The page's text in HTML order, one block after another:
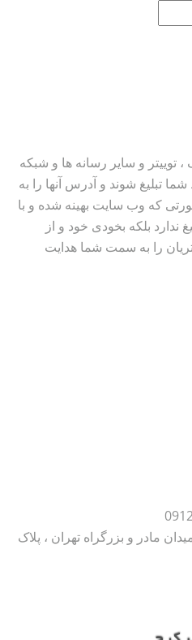
توییتر و سایر رسانه ها و شبکه
تبلیغ شوند و آدرس آنها را به
که وب سایت بهینه شده و با
ندارد بلکه بخودی خود و از
را به سمت شما هدایت
مادر و بزرگراه تهران ، پلاک